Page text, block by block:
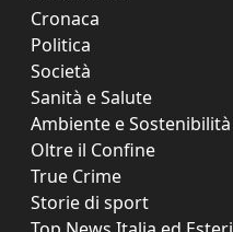
Cronaca
Politica
Società
Sanità e Salute
Ambiente e Sostenibilità
Oltre il Confine
True Crime
Storie di sport